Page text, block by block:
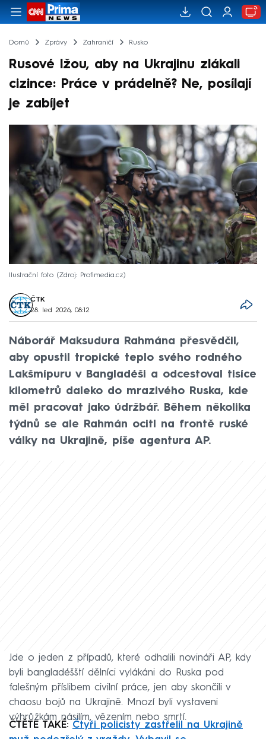
Domů Zprávy Zahraničí Rusko
Rusové lžou, aby na Ukrajinu zlákali
cizince: Práce v prádelně? Ne, posílají
je zabíjet
Ilustrační foto Zdroj: Profimedia.cz
ČTK
28. led 2026, 08:12
Náborář Maksudura Rahmána přesvědčil,
aby opustil tropické teplo svého rodného
Lakšmípuru v Bangladéši a odcestoval tisíce
kilometrů daleko do mrazivého Ruska, kde
měl pracovat jako údržbář. Během několika
týdnů se ale Rahmán ocitl na frontě ruské
války na Ukrajině, píše agentura AP.
Jde o jeden z případů, které odhalili novináři AP, kdy
byli bangladéšští dělníci vylákáni do Ruska pod
falešným příslibem civilní práce, jen aby skončili v
chaosu bojů na Ukrajině. Mnozí byli vystaveni
výhrůžkám násilím, vězením nebo smrtí.
ČTĚTE TAKÉ: Čtyři policisty zastřelil na Ukrajině